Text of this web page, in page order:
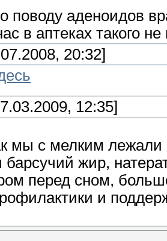
поводу аденоидов
в аптеках такого
20:32]
12:35]
мы с мелким
барсучий жир,
перед сном,
и